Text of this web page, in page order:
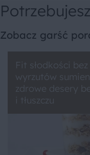
Potrzebujesz
Zobacz garść
Fit słodkości bez
wyrzutów
zdrowe desery
i tłuszczu